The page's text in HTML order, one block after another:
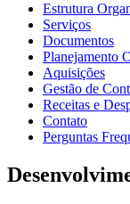
Estrutura
Serviços
Documentos
Planejamento
Aquisições
Gestão de
Receitas e
Contato
Perguntas